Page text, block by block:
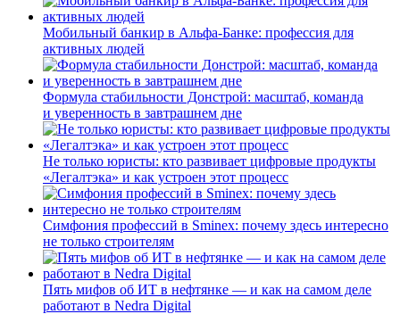
Мобильный банкир в Альфа-Банке: профессия для
активных людей
Формула стабильности Донстрой: масштаб, команда
и уверенность в завтрашнем дне
Не только юристы: кто развивает цифровые продукты
«Легалтэка» и как устроен этот процесс
Симфония профессий в Sminex: почему здесь интересно
не только строителям
Пять мифов об ИТ в нефтянке — и как на самом деле
работают в Nedra Digital